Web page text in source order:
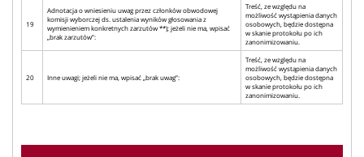
19
Adnotacja o wniesieniu uwag przez członków obwodowej
komisji wyborczej ds. ustalenia wyników głosowania z
wymienieniem konkretnych zarzutów **); jeżeli nie ma, wpisać
„brak zarzutów”:
Treść, ze względu na
możliwość wystąpienia danych
osobowych, będzie dostępna
w skanie protokołu po ich
zanonimizowaniu.
20 Inne uwagi; jeżeli nie ma, wpisać „brak uwag”:
Treść, ze względu na
możliwość wystąpienia danych
osobowych, będzie dostępna
w skanie protokołu po ich
zanonimizowaniu.